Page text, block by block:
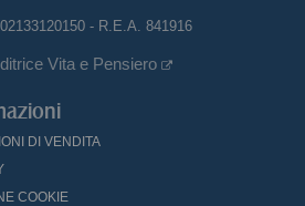
- R.E.A. 841916
Vita e Pensiero
DI VENDITA
COOKIE